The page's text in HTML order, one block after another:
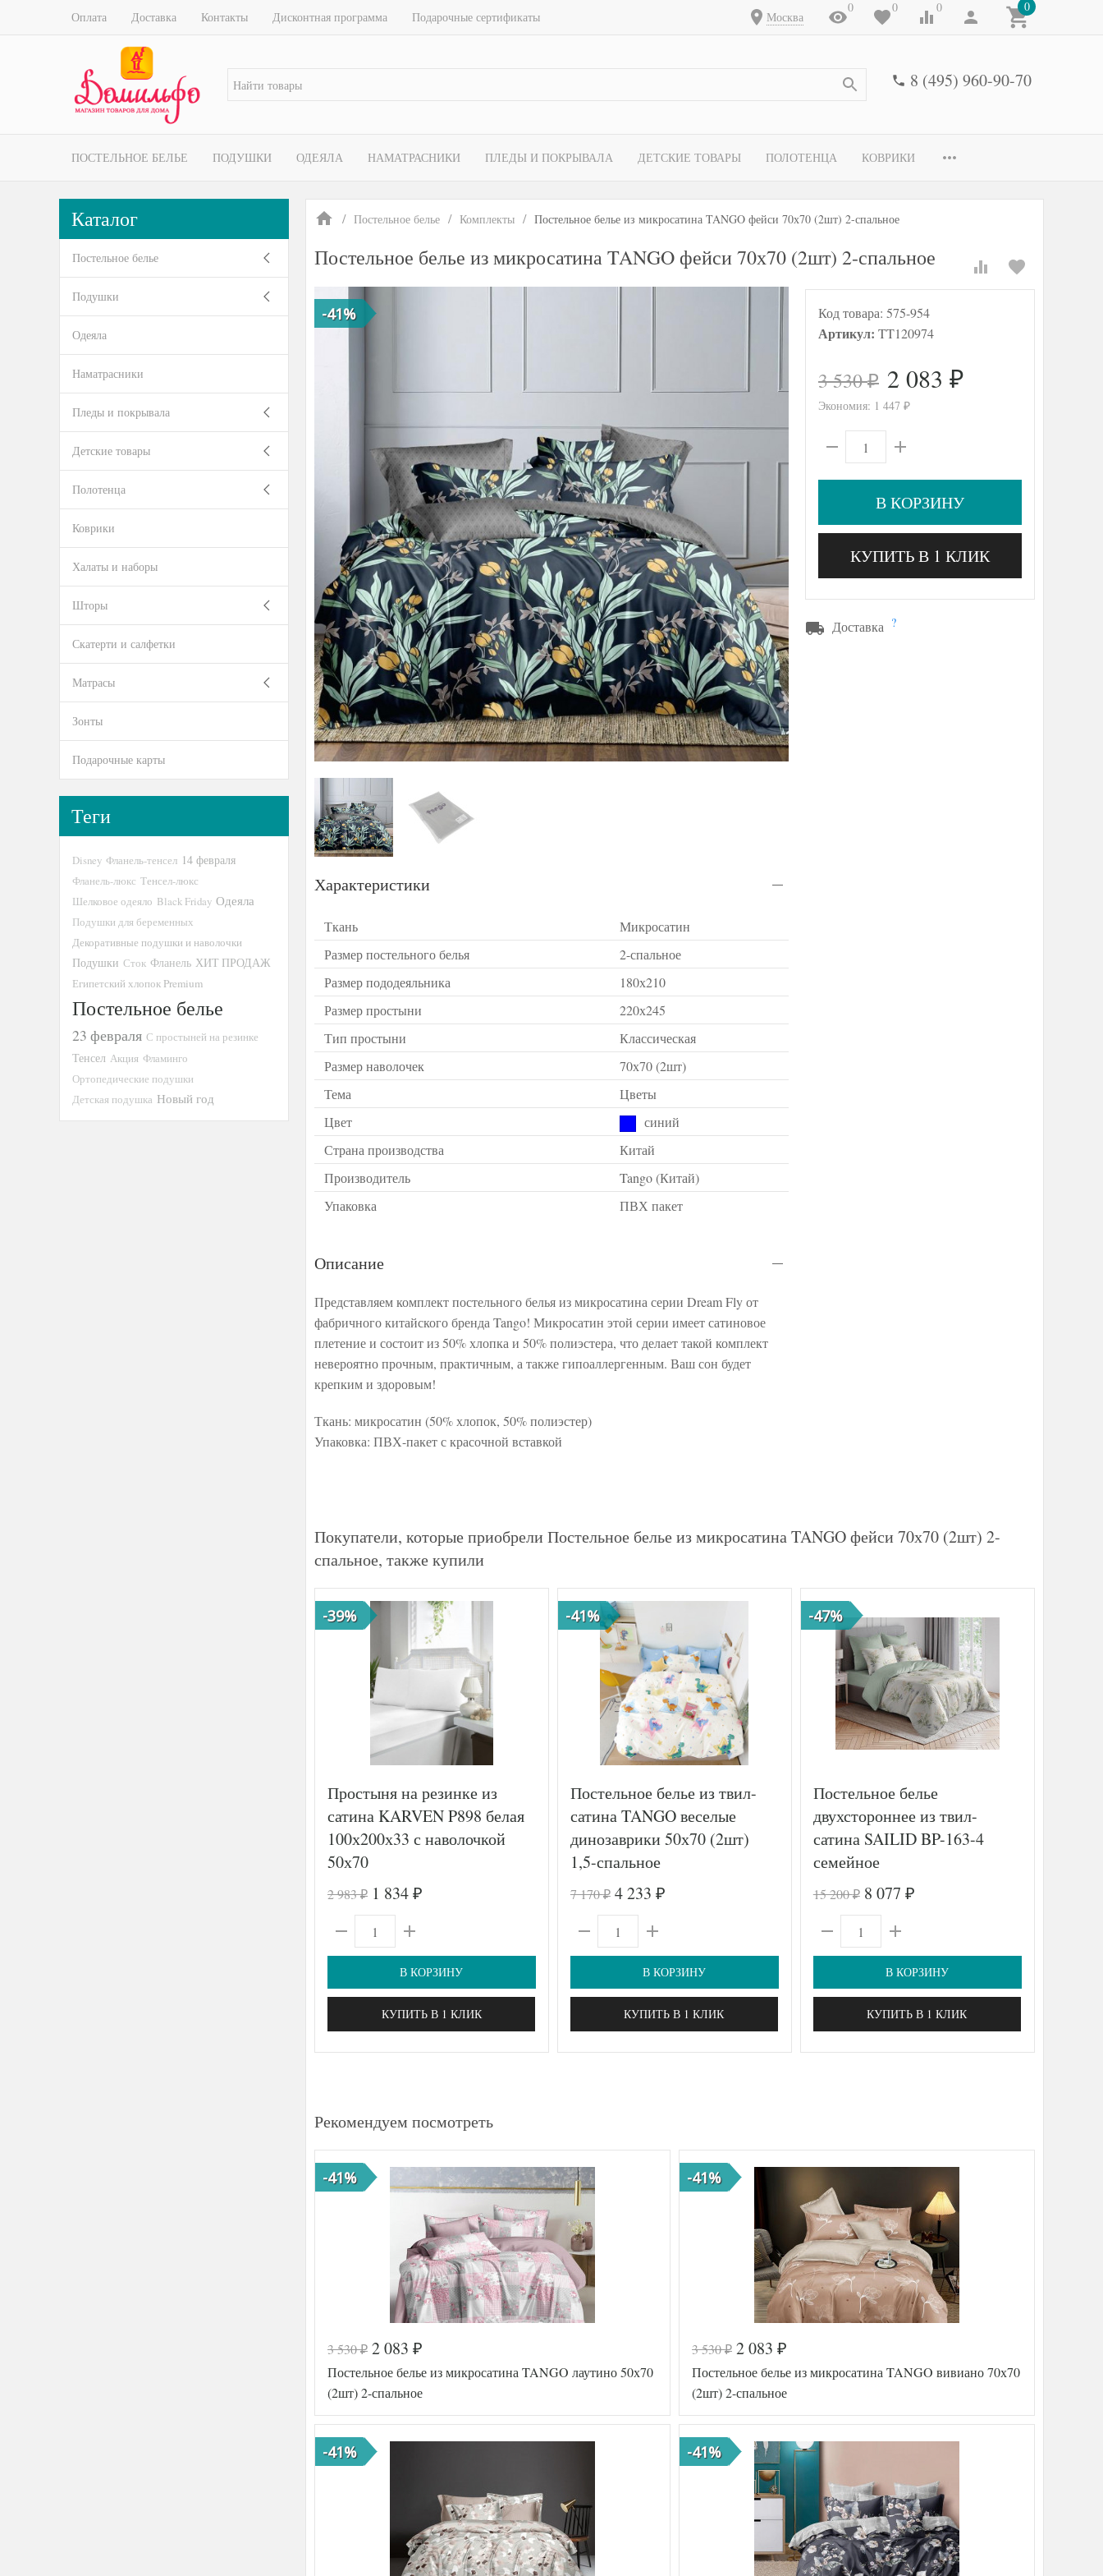
Оплата Доставка Контакты Дисконтная программа Подарочные сертификаты Москва
0 0 0 0
8 (495) 960-90-70
ПОСТЕЛЬНОЕ БЕЛЬЕ ПОДУШКИ ОДЕЯЛА НАМАТРАСНИКИ ПЛЕДЫ И ПОКРЫВАЛА ДЕТСКИЕ ТОВАРЫ ПОЛОТЕНЦА КОВРИКИ
Постельное белье Комплекты Постельное белье из микросатина TANGO фейси 70х70 (2шт) 2-спальное
Постельное белье из микросатина TANGO фейси 70х70 (2шт) 2-спальное
-41% Код товара: 575-954
Артикул: TT120974
3 530₽ 2 083 ₽
Экономия: 1 447 ₽
В КОРЗИНУ
КУПИТЬ В 1 КЛИК
Доставка ?
Характеристики
Ткань
Микросатин
Размер постельного белья
2-спальное
Размер пододеяльника
180х210
Размер простыни
220х245
Тип простыни
Классическая
Размер наволочек
70х70 (2шт)
Тема
Цветы
Цвет
синий
Страна производства
Китай
Производитель
Tango (Китай)
Упаковка
ПВХ пакет
Описание
Представляем комплект постельного белья из микросатина серии Dream Fly от
фабричного китайского бренда Tango! Микросатин этой серии имеет сатиновое
плетение и состоит из 50% хлопка и 50% полиэстера, что делает такой комплект
невероятно прочным, практичным, а также гипоаллергенным. Ваш сон будет
крепким и здоровым!
Ткань: микросатин (50% хлопок, 50% полиэстер)
Упаковка: ПВХ-пакет с красочной вставкой
Покупатели, которые приобрели Постельное белье из микросатина TANGO фейси 70х70 (2шт) 2-
спальное, также купили
-39%
Простыня на резинке из
сатина KARVEN P898 белая
100х200х33 с наволочкой
50х70
2 983₽ 1 834 ₽
В КОРЗИНУ
КУПИТЬ В 1 КЛИК
-41%
Постельное белье из твил-
сатина TANGO веселые
динозаврики 50х70 (2шт)
1,5-спальное
7 170₽ 4 233 ₽
В КОРЗИНУ
КУПИТЬ В 1 КЛИК
-47%
Постельное белье
двухстороннее из твил-
сатина SAILID BP-163-4
семейное
15 200₽ 8 077 ₽
В КОРЗИНУ
КУПИТЬ В 1 КЛИК
Рекомендуем посмотреть
-41%
3 530₽ 2 083 ₽
Постельное белье из микросатина TANGO лаутино 50х70
(2шт) 2-спальное
-41%
3 530₽ 2 083 ₽
Постельное белье из микросатина TANGO вивиано 70х70
(2шт) 2-спальное
-41% -41%
Каталог
Постельное белье
Подушки
Одеяла
Наматрасники
Пледы и покрывала
Детские товары
Полотенца
Коврики
Халаты и наборы
Шторы
Скатерти и салфетки
Матрасы
Зонты
Подарочные карты
Теги
Disney Фланель-тенсел 14 февраля
Фланель-люкс Тенсел-люкс
Шелковое одеяло Black Friday Одеяла
Подушки для беременных
Декоративные подушки и наволочки
Подушки Сток Фланель ХИТ ПРОДАЖ
Египетский хлопок Premium
Постельное белье
23 февраля С простыней на резинке
Тенсел Акция Фламинго
Ортопедические подушки
Детская подушка Новый год